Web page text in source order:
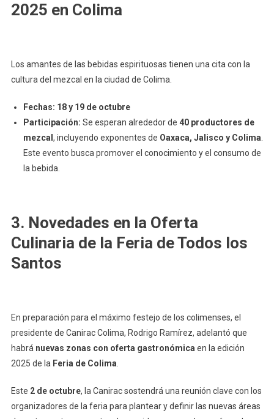
2025 en Colima
Los amantes de las bebidas espirituosas tienen una cita con la
cultura del mezcal en la ciudad de Colima.
Fechas: 18 y 19 de octubre
Participación: Se esperan alrededor de 40 productores de
mezcal , incluyendo exponentes de Oaxaca, Jalisco y Colima
Este evento busca promover el conocimiento y el consumo de
la bebida.
3. Novedades en la Oferta
Culinaria de la Feria de Todos los
Santos
En preparación para el máximo festejo de los colimenses, el
presidente de Canirac Colima, Rodrigo Ramírez, adelantó que
habrá nuevas zonas con oferta gastronómica en la edición
2025 de la Feria de Colima
Este 2 de octubre, la Canirac sostendrá una reunión clave con los
organizadores de la feria para plantear y definir las nuevas áreas